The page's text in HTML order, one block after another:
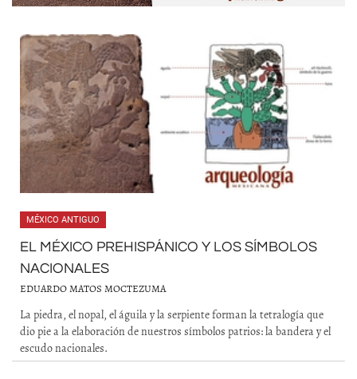
MÉXICO ANTIGUO
EL MÉXICO PREHISPÁNICO Y LOS SÍMBOLOS
NACIONALES
EDUARDO MATOS MOCTEZUMA
La piedra, el nopal, el águila y la serpiente forman la tetralogía que
dio pie a la elaboración de nuestros símbolos patrios: la bandera y el
escudo nacionales.